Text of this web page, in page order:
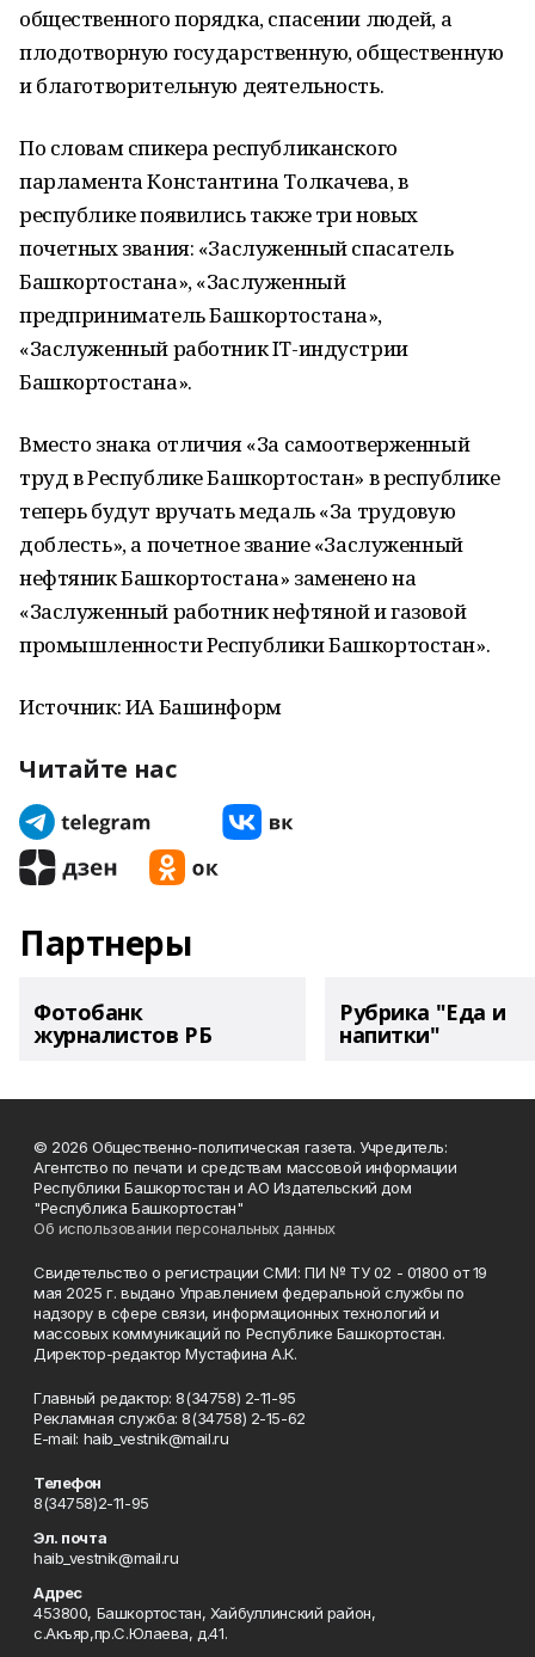
общественного порядка, спасении людей, а
плодотворную государственную, общественную
и благотворительную деятельность.
По словам спикера республиканского
парламента Константина Толкачева, в
республике появились также три новых
почетных звания: «Заслуженный спасатель
Башкортостана», «Заслуженный
предприниматель Башкортостана»,
«Заслуженный работник IT-индустрии
Башкортостана».
Вместо знака отличия «За самоотверженный
труд в Республике Башкортостан» в республике
теперь будут вручать медаль «За трудовую
доблесть», а почетное звание «Заслуженный
нефтяник Башкортостана» заменено на
«Заслуженный работник нефтяной и газовой
промышленности Республики Башкортостан».
Источник: ИА Башинформ
Читайте нас
Партнеры
Фотобанк
журналистов РБ
Рубрика "Еда и
напитки"
© 2026 Общественно-политическая газета. Учредитель:
Агентство по печати и средствам массовой информации
Республики Башкортостан и АО Издательский дом
"Республика Башкортостан"
Об использовании персональных данных
Свидетельство о регистрации СМИ: ПИ № ТУ 02 - 01800 от 19
мая 2025 г. выдано Управлением федеральной службы по
надзору в сфере связи, информационных технологий и
массовых коммуникаций по Республике Башкортостан.
Директор-редактор Мустафина А.К.
Главный редактор: 8(34758) 2-11-95
Рекламная служба: 8(34758) 2-15-62
Е-mаil: haib_vestnik@mail.ru
Телефон
8(34758)2-11-95
Эл. почта
haib_vestnik@mail.ru
Адрес
453800, Башкортостан, Хайбуллинский район,
с.Акъяр,пр.С.Юлаева, д.41.